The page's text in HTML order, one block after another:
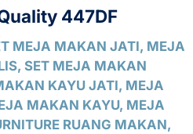
447DF
MEJA MAKAN JATI, MEJA
SET MEJA MAKAN
KAYU JATI, MEJA
MAKAN KAYU, MEJA
RUANG MAKAN,